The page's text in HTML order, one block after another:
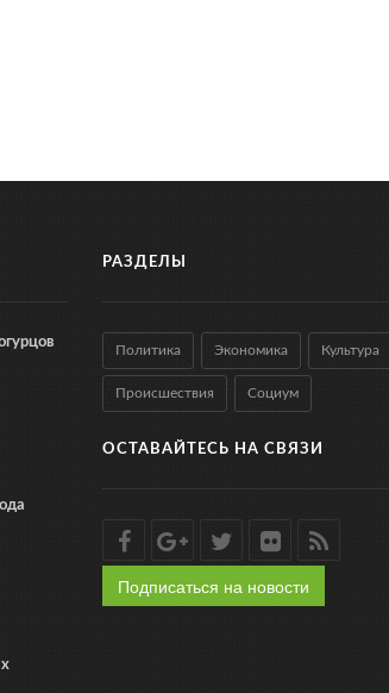
РАЗДЕЛЫ
Политика Экономика Культура
Происшествия Социум
ОСТАВАЙТЕСЬ НА СВЯЗИ
Подписаться на новости